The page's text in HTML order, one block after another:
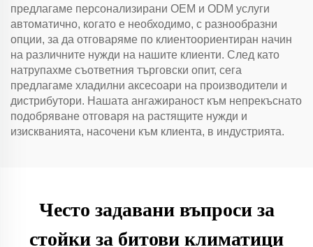
предлагаме персонализирани OEM и ODM услуги
автоматично, когато е необходимо, с разнообразни
опции, за да отговаряме по клиентоориентиран начин
на различните нужди на нашите клиенти. След като
натрупахме съответния търговски опит, сега
предлагаме хладилни аксесоари на производители и
дистрибутори. Нашата ангажираност към непрекъснато
подобряване отговаря на растящите нужди и
изискванията, насочени към клиента, в индустрията.
Често задавани въпроси за
стойки за битови климатици